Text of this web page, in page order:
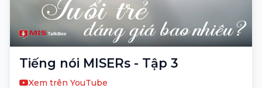
Tiếng nói MISERs - Tập 3
Xem trên YouTube